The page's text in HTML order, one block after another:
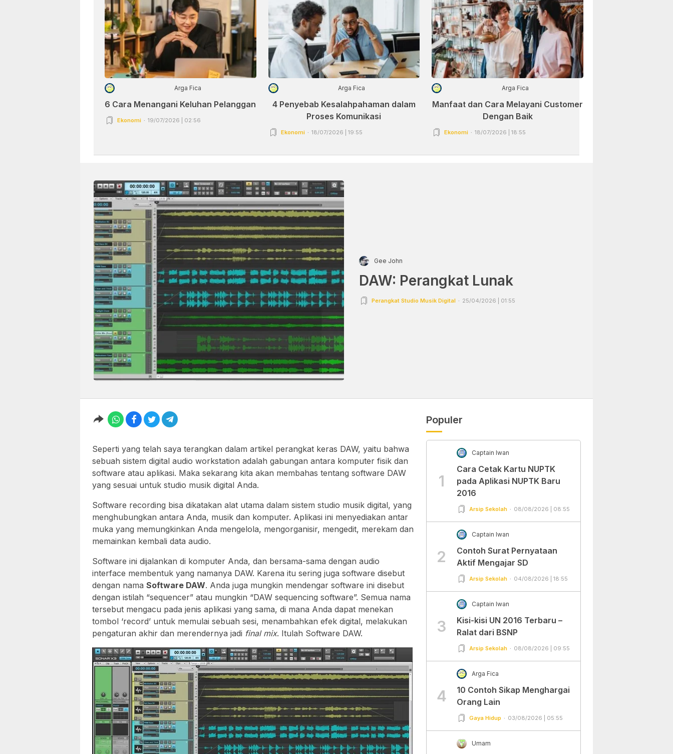
Arga Fica
6 Cara Menangani Keluhan Pelanggan
Ekonomi 19/07/2026 | 02:56
Arga Fica
4 Penyebab Kesalahpahaman dalam
Proses Komunikasi
Ekonomi 18/07/2026 | 19:55
Arga Fica
Manfaat dan Cara Melayani Customer
Dengan Baik
Ekonomi 18/07/2026 | 18:55
Gee John
DAW: Perangkat Lunak
Perangkat Studio Musik Digital 25/04/2026 | 01:55
Seperti yang telah saya terangkan dalam artikel perangkat keras DAW, yaitu bahwa
sebuah sistem digital audio workstation adalah gabungan antara komputer fisik dan
software atau aplikasi. Maka sekarang kita akan membahas tentang software DAW
yang sesuai untuk studio musik digital Anda.
Software recording bisa dikatakan alat utama dalam sistem studio musik digital, yang
menghubungkan antara Anda, musik dan komputer. Aplikasi ini menyediakan antar
muka yang memungkinkan Anda mengelola, mengorganisir, mengedit, merekam dan
memainkan kembali data audio.
Software ini dijalankan di komputer Anda, dan bersama-sama dengan audio
interface membentuk yang namanya DAW. Karena itu sering juga software disebut
dengan nama Software DAW. Anda juga mungkin mendengar software ini disebut
dengan istilah “sequencer” atau mungkin “DAW sequencing software”. Semua nama
tersebut mengacu pada jenis aplikasi yang sama, di mana Anda dapat menekan
tombol ‘record’ untuk memulai sebuah sesi, menambahkan efek digital, melakukan
pengaturan akhir dan merendernya jadi final mix. Itulah Software DAW.
Populer
1
Captain Iwan
Cara Cetak Kartu NUPTK
pada Aplikasi NUPTK Baru
2016
Arsip Sekolah 08/08/2026 | 08:55
2
Captain Iwan
Contoh Surat Pernyataan
Aktif Mengajar SD
Arsip Sekolah 04/08/2026 | 18:55
3
Captain Iwan
Kisi-kisi UN 2016 Terbaru –
Ralat dari BSNP
Arsip Sekolah 08/08/2026 | 09:55
4
Arga Fica
10 Contoh Sikap Menghargai
Orang Lain
Gaya Hidup 03/08/2026 | 05:55
Umam